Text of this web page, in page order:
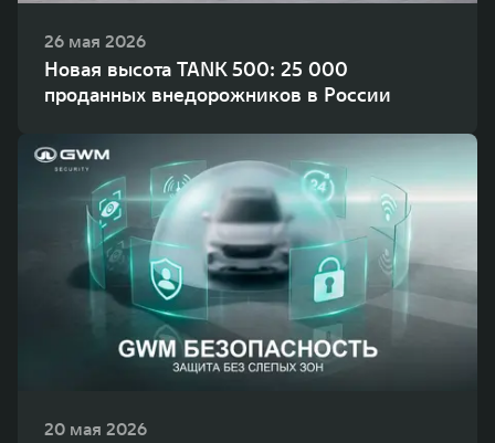
26 мая 2026
Новая высота TANK 500: 25 000
проданных внедорожников в России
20 мая 2026